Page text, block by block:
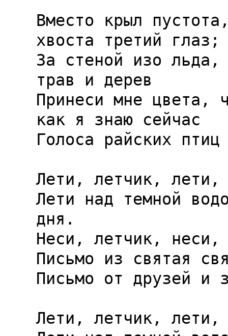
Вместо крыл
хвоста третий глаз;
За стеной изо льда,
трав и дерев
Принеси мне цвета,
как я знаю сейчас
Голоса райских
Лети, летчик, лети,
Лети над темной
дня.
Неси, летчик, неси,
Письмо из святая
Письмо от друзей и
Лети, летчик, лети,